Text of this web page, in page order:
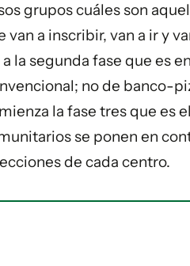
grupos cuáles son
a inscribir, van a ir y
la segunda fase que es
no de banco-
la fase tres que es
se ponen en
de cada centro.